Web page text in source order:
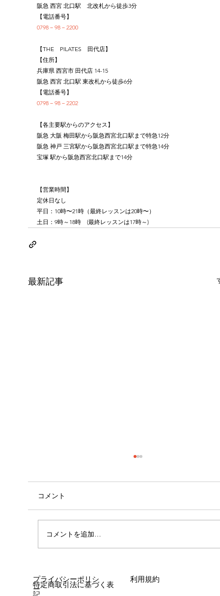
阪急 西宮 北口駅　北改札から徒歩3分
【電話番号】
0798－98－2200
【THE　PILATES　田代店】
【住所】
兵庫県 西宮市 田代店 14-15
阪急 西宮 北口駅 東改札から徒歩6分
【電話番号】
0798－98－2202
【各主要駅からのアクセス】
阪急 大阪 梅田駅から阪急西宮北口駅まで特急12分
阪急 神戸 三宮駅から阪急西宮北口駅まで特急14分
宝塚 駅から阪急西宮北口駅まで14分
【営業時間】
定休日なし
平日：10時〜21時（最終レッスンは20時〜）
土日：9時～18時　(最終レッスンは17時～)
最新記事
コメント
コメントを追加…
プライバシーポリシ
ー
利用規約
特定商取引法に基づく表